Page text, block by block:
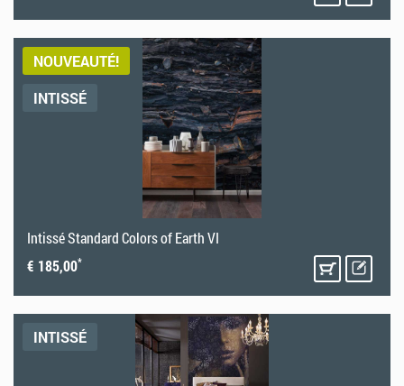
NOUVEAUTÉ!
INTISSÉ
Intissé Standard Colors of Earth VI
€ 185,00*
INTISSÉ